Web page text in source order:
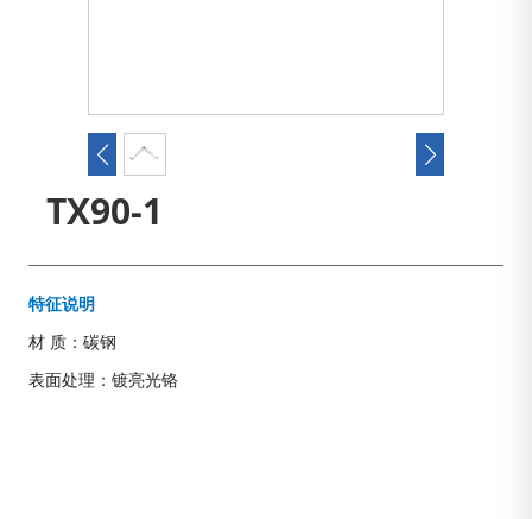
TX90-1
特征说明
材 质：碳钢
表面处理：镀亮光铬